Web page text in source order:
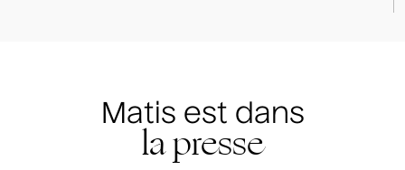
Matis est dans
la presse